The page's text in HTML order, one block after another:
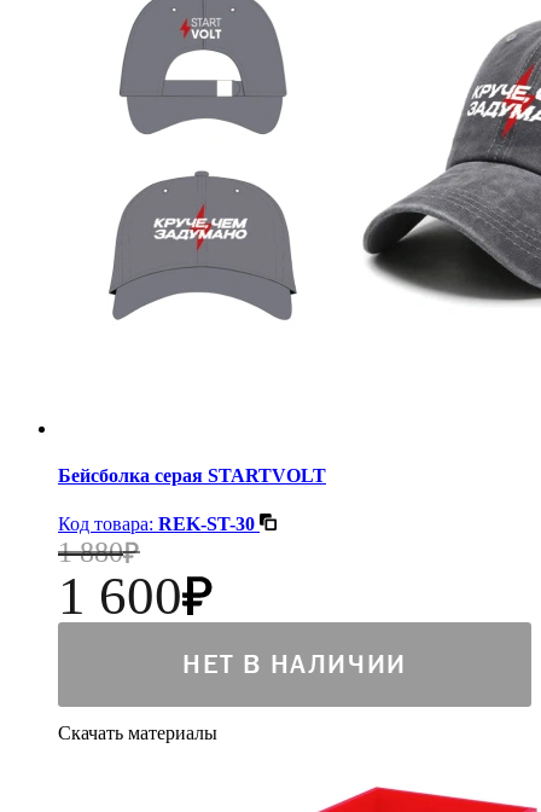
Бейсболка серая STARTVOLT
Код товара: REK-ST-30
1 880
1 600
НЕТ В НАЛИЧИИ
Скачать материалы